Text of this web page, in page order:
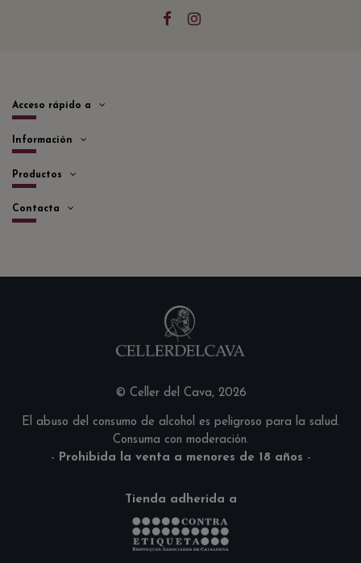
Acceso rápido a
Información
Productos
Contacta
© Celler del Cava, 2026
El abuso del consumo de alcohol es peligroso para la salud.
Consuma con moderación.
- Prohibida la venta a menores de 18 años -
Tienda adherida a